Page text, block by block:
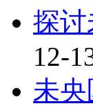
探
12-
未